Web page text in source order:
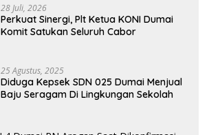
28 Juli, 2026
Perkuat Sinergi, Plt Ketua KONI Dumai
Komit Satukan Seluruh Cabor
25 Agustus, 2025
Diduga Kepsek SDN 025 Dumai Menjual
Baju Seragam Di Lingkungan Sekolah